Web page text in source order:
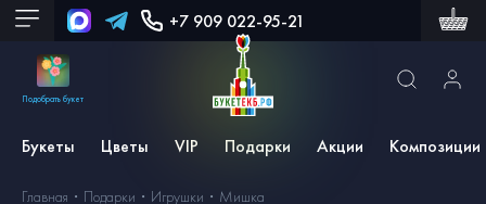
+7 909 022-95-21
Подобрать букет
Букеты Цветы VIP Подарки Акции Композиции
Главная Подарки Игрушки Мишка